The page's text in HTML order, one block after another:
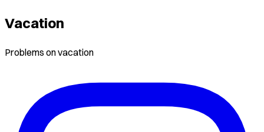
Vacation
Problems on vacation